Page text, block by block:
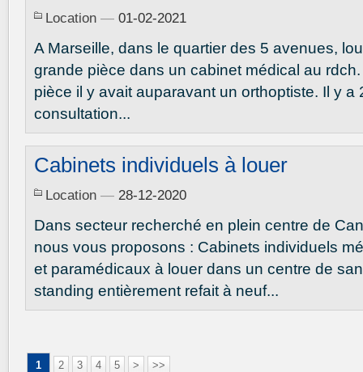
Location — 01-02-2021
A Marseille, dans le quartier des 5 avenues,
grande pièce dans un cabinet médical au
pièce il y avait auparavant un orthoptiste. Il y a
consultation...
Cabinets individuels à louer
Location — 28-12-2020
Dans secteur recherché en plein centre de
nous vous proposons : Cabinets individuels
et paramédicaux à louer dans un centre de
standing entièrement refait à neuf...
1 2 3 4 5 > >>